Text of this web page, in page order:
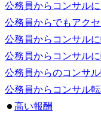
公務員からコンサル
公務員からでもアク
公務員からコンサル
公務員からコンサル
公務員からのコンサ
公務員からコンサル
高い報酬